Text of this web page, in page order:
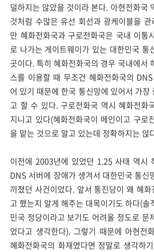
덜하지는 않았을 것이라 본다. 아현전화국
것처럼 수많은 유선 회선과 광케이블을 관
만 혜화전화국과 구로전화국은 국내 이통
로 나가는 게이트웨이가 있는 대한민국 통
곳이다. 특히 혜화전화국의 경우 국내에서
스를 이용할 때 무조건 혜화전화국의
어 있기 때문에 한국 통신망에 있어서 가장
고 할 수 있다. 구로전화국 역시 혜화전화
지니고 있다(혜화전화국이 메인이고 구로
을 맡는 것으로 알고 있는데 정확하지는 않
이전에 2003년에 있었던 1.25 사태 역시
DNS 서버에 장애가 생겨서 대한민국 통신
끼쳤던 사건이었다. 앞서 통진당이 왜 혜
고 했는지 알게 해주는 대목이기도 하다(솔
민국 정당이라고 보기도 어려울 정도로 문
었다고 생각한다). 그렇기 때문에 아현전
혜화전화국의 화재였다면 정말로 생각하